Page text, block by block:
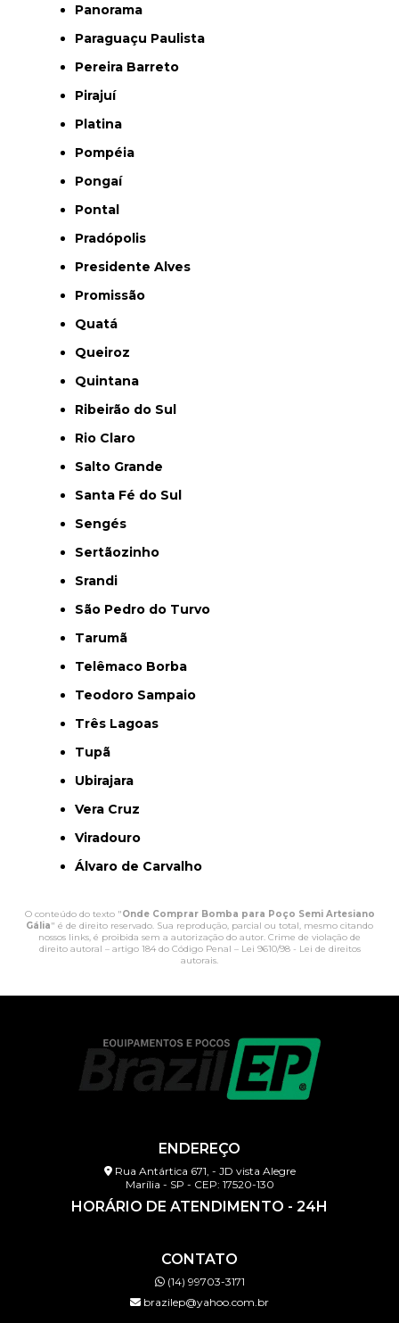
Panorama
Paraguaçu Paulista
Pereira Barreto
Pirajuí
Platina
Pompéia
Pongaí
Pontal
Pradópolis
Presidente Alves
Promissão
Quatá
Queiroz
Quintana
Ribeirão do Sul
Rio Claro
Salto Grande
Santa Fé do Sul
Sengés
Sertãozinho
Srandi
São Pedro do Turvo
Tarumã
Telêmaco Borba
Teodoro Sampaio
Três Lagoas
Tupã
Ubirajara
Vera Cruz
Viradouro
Álvaro de Carvalho
O conteúdo do texto "Onde Comprar Bomba para Poço Semi Artesiano
Gália" é de direito reservado. Sua reprodução, parcial ou total, mesmo citando
nossos links, é proibida sem a autorização do autor. Crime de violação de
direito autoral – artigo 184 do Código Penal – Lei 9610/98 - Lei de direitos
autorais.
ENDEREÇO
Rua Antártica 671, - JD vista Alegre
Marília - SP - CEP: 17520-130
HORÁRIO DE ATENDIMENTO - 24H
CONTATO
(14) 99703-3171
brazilep@yahoo.com.br